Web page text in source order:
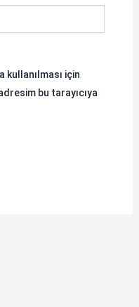
kullanılması için
bu tarayıcıya